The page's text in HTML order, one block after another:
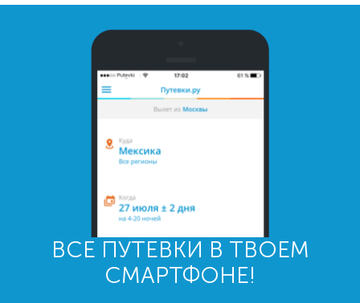
ВСЕ ПУТЕВКИ В ТВОЕМ
СМАРТФОНЕ!